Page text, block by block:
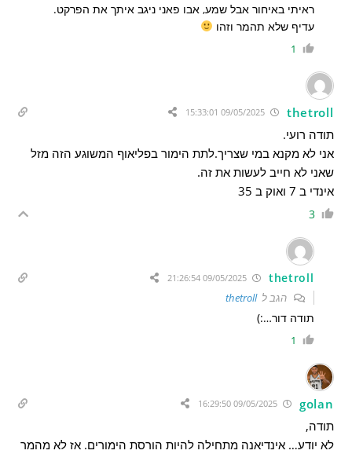
ראיתי באיחור אבל שמע, אבו פאני ניגב איתך את הפרקט.
עדיף שלא תהמר וזהו
1
thetroll
09/05/2025 15:33:01
תודה רועי.
אני לא מקנא במי שצריך.לתת הימור בפליאוף המשוגע הזה מזל
שאני לא חייב לעשות את זה.
אינדי ב 7 ואוק ב 35
3
thetroll
09/05/2025 21:26:54
הגב לthetroll
תודה דור…:)
1
golan
תודה,
לא יודע… אינדיאנה מתחילה להיות הורסת הימורים. אז לא מהמר